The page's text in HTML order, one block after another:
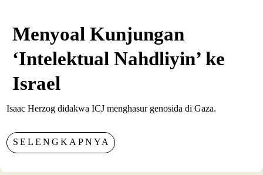
Menyoal Kunjungan
‘Intelektual Nahdliyin’ ke
Israel
Isaac Herzog didakwa ICJ menghasur genosida di Gaza.
SELENGKAPNYA